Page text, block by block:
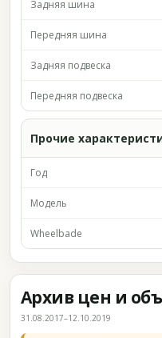
Задняя шина
Передняя шина
Задняя подвеска
Передняя подвеска
Прочие
Год
Модель
Wheelbade
Архив цен и
31.08.2017–12.10.2019